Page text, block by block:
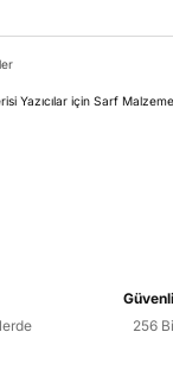
Yazıcılar için Sarf
256